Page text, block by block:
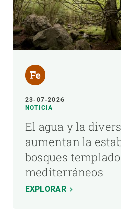
23-07-2026
NOTICIA
El agua y la
aumentan la
bosques
mediterráneos
EXPLORAR